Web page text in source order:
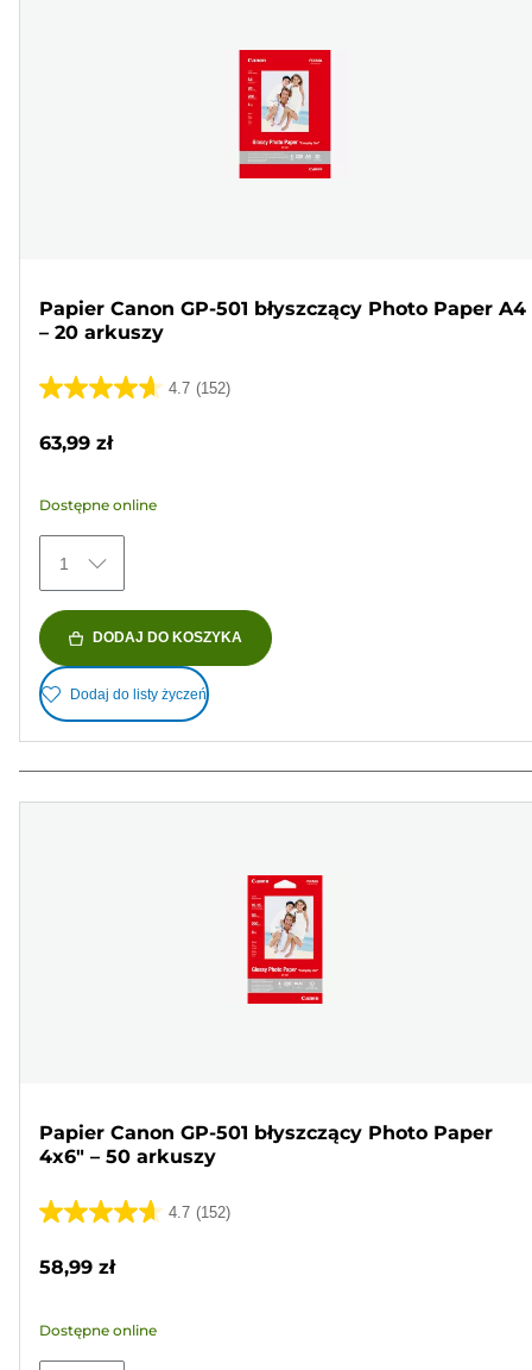
Papier Canon GP-501 błyszczący Photo Paper A4
– 20 arkuszy
4.7 (152)
4.7
5
152
Recenzji
63,99 zł
Dostępne online
1
DODAJ DO KOSZYKA
Dodaj do listy życzeń
Papier Canon GP-501 błyszczący Photo Paper
4x6" – 50 arkuszy
4.7 (152)
4.7
5
152
58,99 zł
Dostępne online